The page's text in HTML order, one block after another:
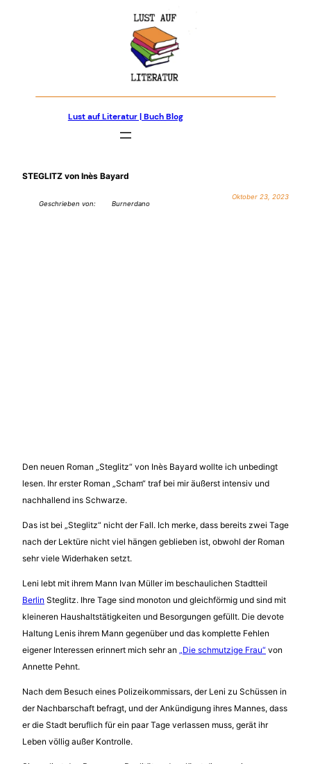
Lust auf Literatur | Buch Blog
STEGLITZ von Inès Bayard
Geschrieben von: Burnerdano
Oktober 23, 2023
Den neuen Roman „Steglitz“ von Inès Bayard wollte ich unbedingt
lesen. Ihr erster Roman „Scham“ traf bei mir äußerst intensiv und
nachhallend ins Schwarze.
Das ist bei „Steglitz“ nicht der Fall. Ich merke, dass bereits zwei Tage
nach der Lektüre nicht viel hängen geblieben ist, obwohl der Roman
sehr viele Widerhaken setzt.
Leni lebt mit ihrem Mann Ivan Müller im beschaulichen Stadtteil
Berlin Steglitz. Ihre Tage sind monoton und gleichförmig und sind mit
kleineren Haushaltstätigkeiten und Besorgungen gefüllt. Die devote
Haltung Lenis ihrem Mann gegenüber und das komplette Fehlen
eigener Interessen erinnert mich sehr an
„Die schmutzige Frau“ von
Annette Pehnt.
Nach dem Besuch eines Polizeikommissars, der Leni zu Schüssen in
der Nachbarschaft befragt, und der Ankündigung ihres Mannes, dass
er die Stadt beruflich für ein paar Tage verlassen muss, gerät ihr
Leben völlig außer Kontrolle.